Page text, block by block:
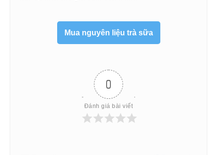
Mua nguyên liệu trà sữa
0
Đánh giá bài viết